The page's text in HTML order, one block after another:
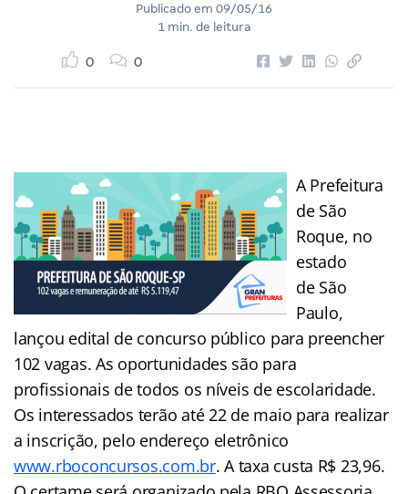
Publicado em 09/05/16
1 min. de leitura
0 0
A Prefeitura
de São
Roque, no
estado
de São
Paulo,
lançou edital de concurso público para preencher
102 vagas. As oportunidades são para
profissionais de todos os níveis de escolaridade.
Os interessados terão até 22 de maio para realizar
a inscrição, pelo endereço eletrônico
www.rboconcursos.com.br. A taxa custa R$ 23,96.